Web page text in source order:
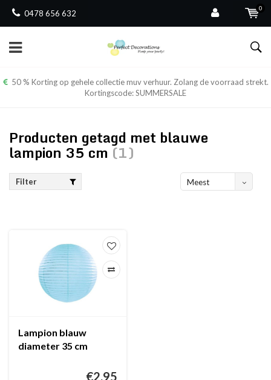
0478 656 632
0
50 % Korting op gehele collectie muv verhuur. Zolang de voorraad strekt.
Kortingscode: SUMMERSALE
Producten getagd met blauwe
lampion 35 cm (1)
Filter
Meest
Lampion blauw
diameter 35 cm
€2,95